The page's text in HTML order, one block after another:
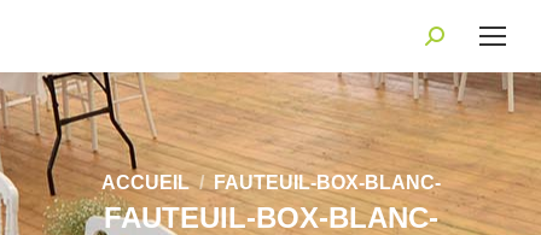
Recherche
:
Vous êtes ici :
ACCUEIL FAUTEUIL-BOX-BLANC-
FAUTEUIL-BOX-BLANC-